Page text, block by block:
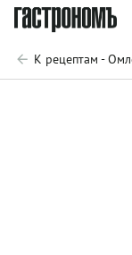
К рецептам -